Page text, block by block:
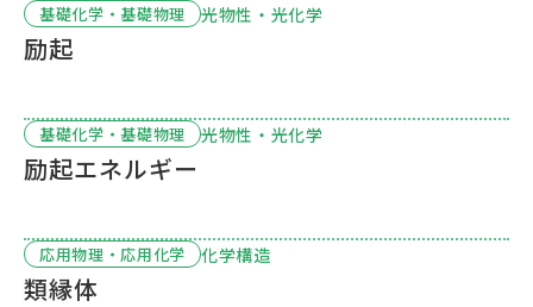
基礎化学・基礎物理 光物性・光化学
励起
基礎化学・基礎物理 光物性・光化学
励起エネルギー
応用物理・応用化学 化学構造
類縁体